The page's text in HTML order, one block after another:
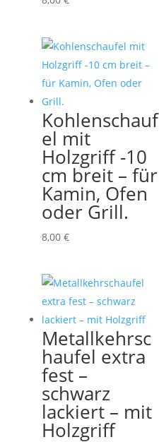
Kohlenschauf
el mit
Holzgriff -10
cm breit – für
Kamin, Ofen
oder Grill.
8,00 €
Metallkehrsc
haufel extra
fest –
schwarz
lackiert – mit
Holzgriff